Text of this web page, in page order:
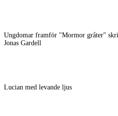
Ungdomar framför "Mormor gråter"
Jonas Gardell
Lucian med levande ljus